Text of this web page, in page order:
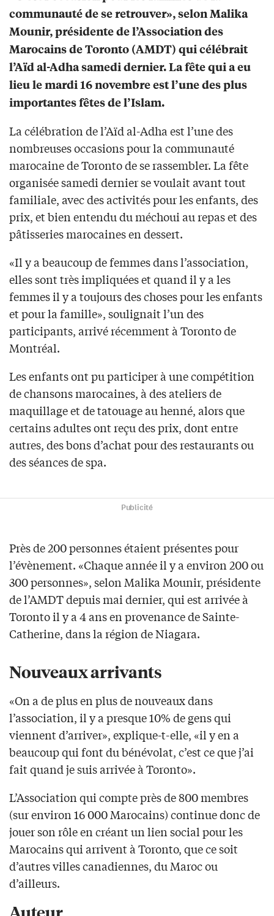
communauté de se retrouver», selon Malika
Mounir, présidente de l’Association des
Marocains de Toronto (AMDT) qui célébrait
l’Aïd al-Adha samedi dernier. La fête qui a eu
lieu le mardi 16 novembre est l’une des plus
importantes fêtes de l’Islam.
La célébration de l’Aïd al-Adha est l’une des
nombreuses occasions pour la communauté
marocaine de Toronto de se rassembler. La fête
organisée samedi dernier se voulait avant tout
familiale, avec des activités pour les enfants, des
prix, et bien entendu du méchoui au repas et des
pâtisseries marocaines en dessert.
«Il y a beaucoup de femmes dans l’association,
elles sont très impliquées et quand il y a les
femmes il y a toujours des choses pour les enfants
et pour la famille», soulignait l’un des
participants, arrivé récemment à Toronto de
Montréal.
Les enfants ont pu participer à une compétition
de chansons marocaines, à des ateliers de
maquillage et de tatouage au henné, alors que
certains adultes ont reçu des prix, dont entre
autres, des bons d’achat pour des restaurants ou
des séances de spa.
Publicité
Près de 200 personnes étaient présentes pour
l’évènement. «Chaque année il y a environ 200 ou
300 personnes», selon Malika Mounir, présidente
de l’AMDT depuis mai dernier, qui est arrivée à
Toronto il y a 4 ans en provenance de Sainte-
Catherine, dans la région de Niagara.
Nouveaux arrivants
«On a de plus en plus de nouveaux dans
l’association, il y a presque 10% de gens qui
viennent d’arriver», explique-t-elle, «il y en a
beaucoup qui font du bénévolat, c’est ce que j’ai
fait quand je suis arrivée à Toronto».
L’Association qui compte près de 800 membres
(sur environ 16 000 Marocains) continue donc de
jouer son rôle en créant un lien social pour les
Marocains qui arrivent à Toronto, que ce soit
d’autres villes canadiennes, du Maroc ou
d’ailleurs.
Auteur